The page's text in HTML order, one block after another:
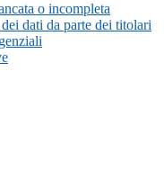
o incompleta
dati da parte dei titolari